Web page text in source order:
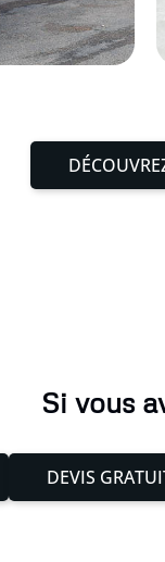
Si vous
DEVIS